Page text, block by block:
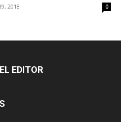
2018 0
EDITOR